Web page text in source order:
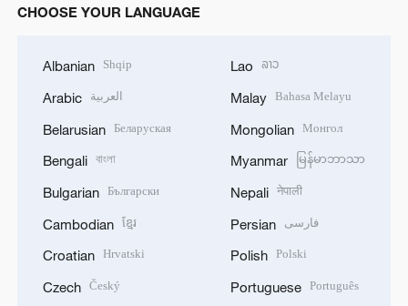
CHOOSE YOUR LANGUAGE
Albanian Shqip
Arabic العربية
Belarusian Беларуская
Bengali বাংলা
Bulgarian Български
Cambodian ខ្មែរ
Croatian Hrvatski
Czech Český
Lao ລາວ
Malay Bahasa Melayu
Mongolian Монгол
Myanmar မြန်မာဘာသာ
Nepali नेपाली
Persian فارسی
Polish Polski
Portuguese Português